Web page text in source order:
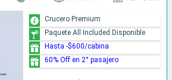
Crucero Premium
Paquete All Included Disponible
Hasta -$600/cabina
60% Off en 2° pasajero